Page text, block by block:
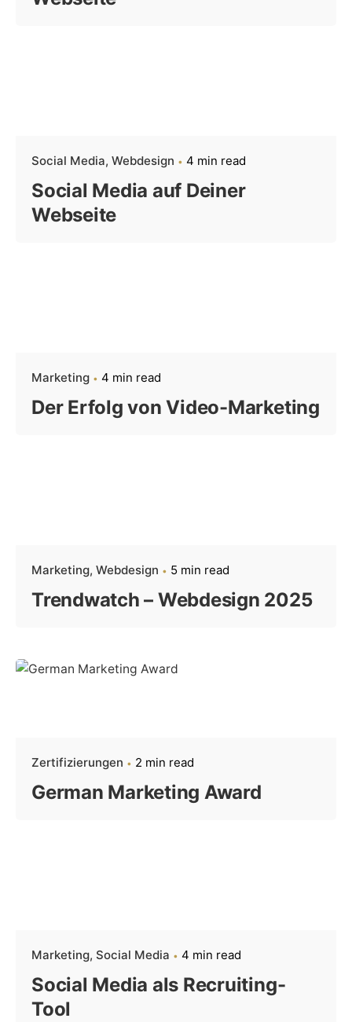
Social Media Webdesign 4 min read
Social Media auf Deiner
Webseite
Marketing 4 min read
Der Erfolg von Video-Marketing
Marketing Webdesign 5 min read
Trendwatch – Webdesign 2025
Zertifizierungen 2 min read
German Marketing Award
Marketing Social Media 4 min read
Social Media als Recruiting-
Tool